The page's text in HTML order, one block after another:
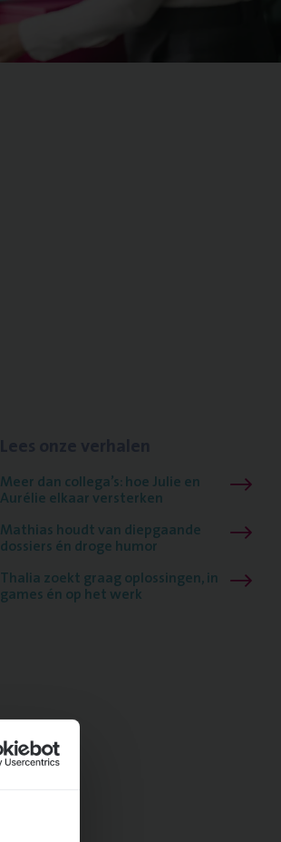
Meer dan collega’s: hoe Julie en
Aurélie elkaar versterken
Mathias houdt van diepgaande
dossiers én droge humor
Thalia zoekt graag oplossingen, in
games én op het werk